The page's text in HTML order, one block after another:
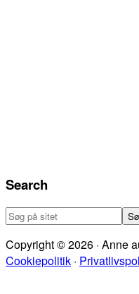
Search
Søg
sitet
Copyright © 2026 · Anne
Cookiepolitik ·